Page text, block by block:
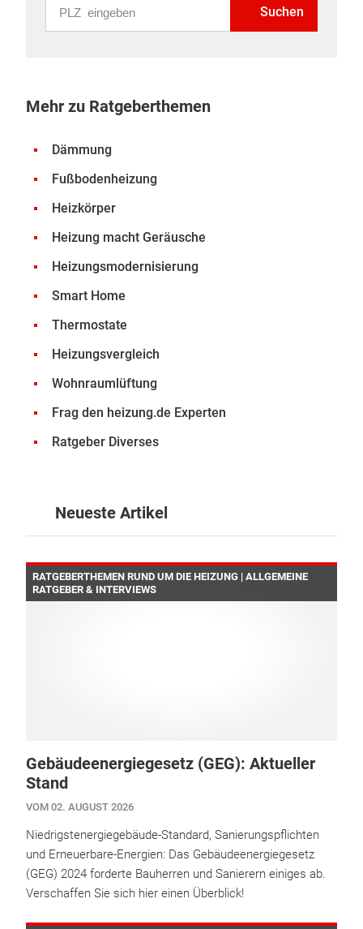
Suchen
Mehr zu Ratgeberthemen
Dämmung
Fußbodenheizung
Heizkörper
Heizung macht Geräusche
Heizungsmodernisierung
Smart Home
Thermostate
Heizungsvergleich
Wohnraumlüftung
Frag den heizung.de Experten
Ratgeber Diverses
Neueste Artikel
RATGEBERTHEMEN RUND UM DIE HEIZUNG | ALLGEMEINE
RATGEBER & INTERVIEWS
Gebäudeenergiegesetz (GEG): Aktueller
Stand
VOM 02. AUGUST 2026
Niedrigstenergiegebäude-Standard, Sanierungspflichten
und Erneuerbare-Energien: Das Gebäudeenergiegesetz
(GEG) 2024 forderte Bauherren und Sanierern einiges ab.
Verschaffen Sie sich hier einen Überblick!